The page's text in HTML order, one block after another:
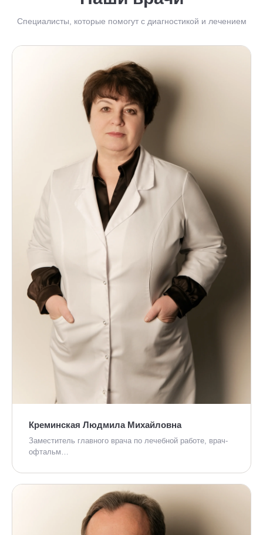
Специалисты, которые помогут с диагностикой и лечением
Креминская Людмила Михайловна
Заместитель главного врача по лечебной работе, врач-
офтальм…